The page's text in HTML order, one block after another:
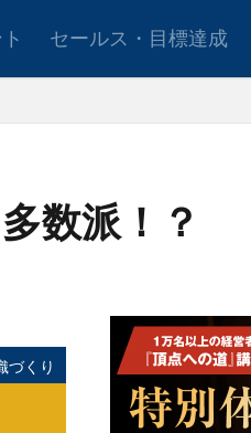
セールス・目標達成
数派！？
づくり